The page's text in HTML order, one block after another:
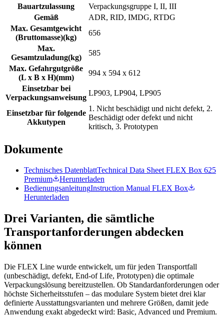
Bauartzulassung
Verpackungsgruppe I, II, III
Gemäß
ADR, RID, IMDG, RTDG
Max. Gesamtgewicht
(Bruttomasse)(kg)
656
Max.
Gesamtzuladung(kg)
585
Max. Gefahrgutgröße
(L x B x H)(mm)
994 x 594 x 612
Einsetzbar bei
Verpackungsanweisung
LP903, LP904, LP905
Einsetzbar für folgende
Akkutypen
1. Nicht beschädigt und nicht defekt, 2.
Beschädigt oder defekt und nicht
kritisch, 3. Prototypen
Dokumente
Technisches DatenblattTechnical Data Sheet FLEX Box 625
Premium
Herunterladen
BedienungsanleitungInstruction Manual FLEX Box
Herunterladen
Drei Varianten, die sämtliche
Transportanforderungen abdecken
können
Die FLEX Line wurde entwickelt, um für jeden Transportfall
(unbeschädigt, defekt, End-of Life, Prototypen) die optimale
Verpackungslösung bereitzustellen. Ob Standardanforderungen oder
höchste Sicherheitsstufen – das modulare System bietet drei klar
definierte Ausstattungsvarianten und mehrere Größen, damit jede
Anwendung exakt abgedeckt wird: Basic, Advanced und Premium.